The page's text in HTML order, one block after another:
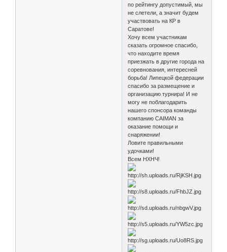
по рейтингу допустимый, мы
не слетели, а значит будем
участвовать на КР в
Саратове!
Хочу всем участникам
сказать огромное спасибо,
что находите время
приезжать в другие города на
соревнования, интересней
борьба! Липецкой федерации
спасибо за размещение и
организацию турнира! И не
могу не поблагодарить
нашего спонсора команды
компанию CAIMAN за
оказание помощи и
снаряжении!
Ловите правильными
удочками!
Всем НХНЧ!